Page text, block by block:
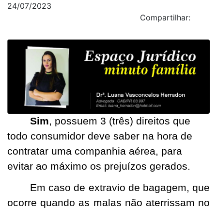
24/07/2023
Compartilhar:
Sim, possuem 3 (três) direitos que
todo consumidor deve saber na hora de
contratar uma companhia aérea, para
evitar ao máximo os prejuízos gerados.
Em caso de extravio de bagagem, que
ocorre quando as malas não aterrissam no